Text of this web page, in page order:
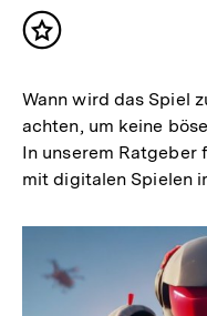
Inhalt
Wann wird das Spiel
achten, um keine
In unserem Ratgeber
mit digitalen Spielen